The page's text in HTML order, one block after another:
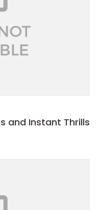
and Instant Thrills